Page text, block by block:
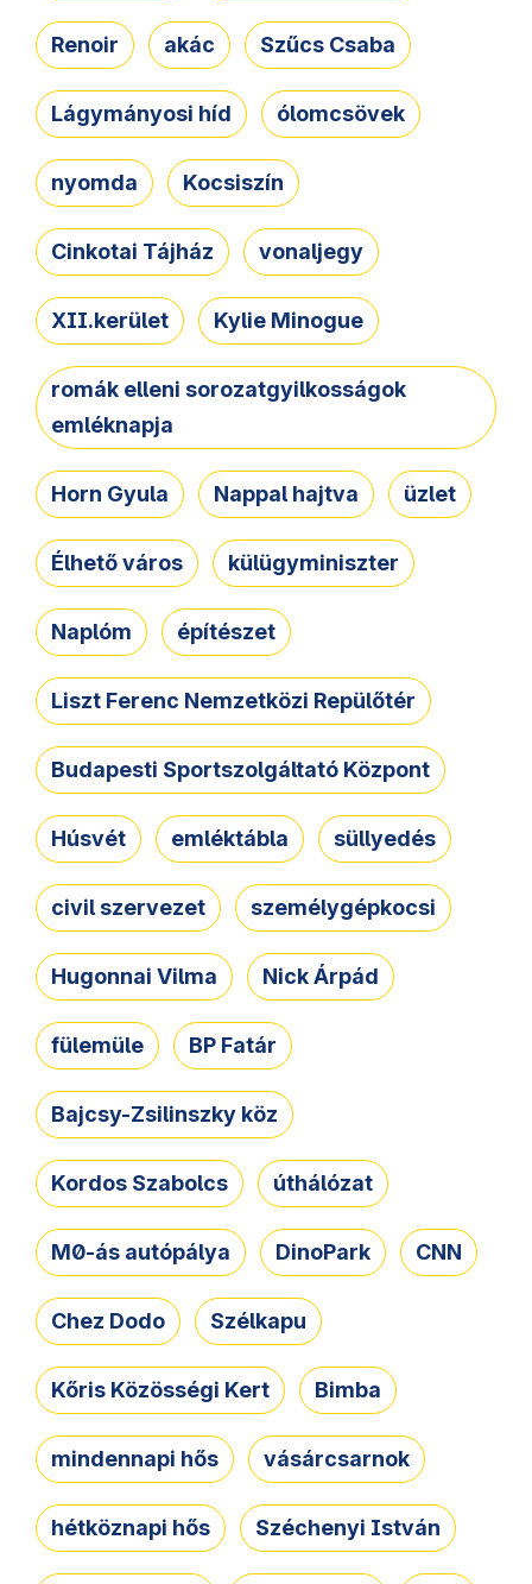
Renoir akác Szűcs Csaba
Lágymányosi híd ólomcsövek
nyomda Kocsiszín
Cinkotai Tájház vonaljegy
XII.kerület Kylie Minogue
romák elleni sorozatgyilkosságok
emléknapja
Horn Gyula Nappal hajtva üzlet
Élhető város külügyminiszter
Naplóm építészet
Liszt Ferenc Nemzetközi Repülőtér
Budapesti Sportszolgáltató Központ
Húsvét emléktábla süllyedés
civil szervezet személygépkocsi
Hugonnai Vilma Nick Árpád
fülemüle BP Fatár
Bajcsy-Zsilinszky köz
Kordos Szabolcs úthálózat
M0-ás autópálya DinoPark CNN
Chez Dodo Szélkapu
Kőris Közösségi Kert Bimba
mindennapi hős vásárcsarnok
hétköznapi hős Széchenyi István